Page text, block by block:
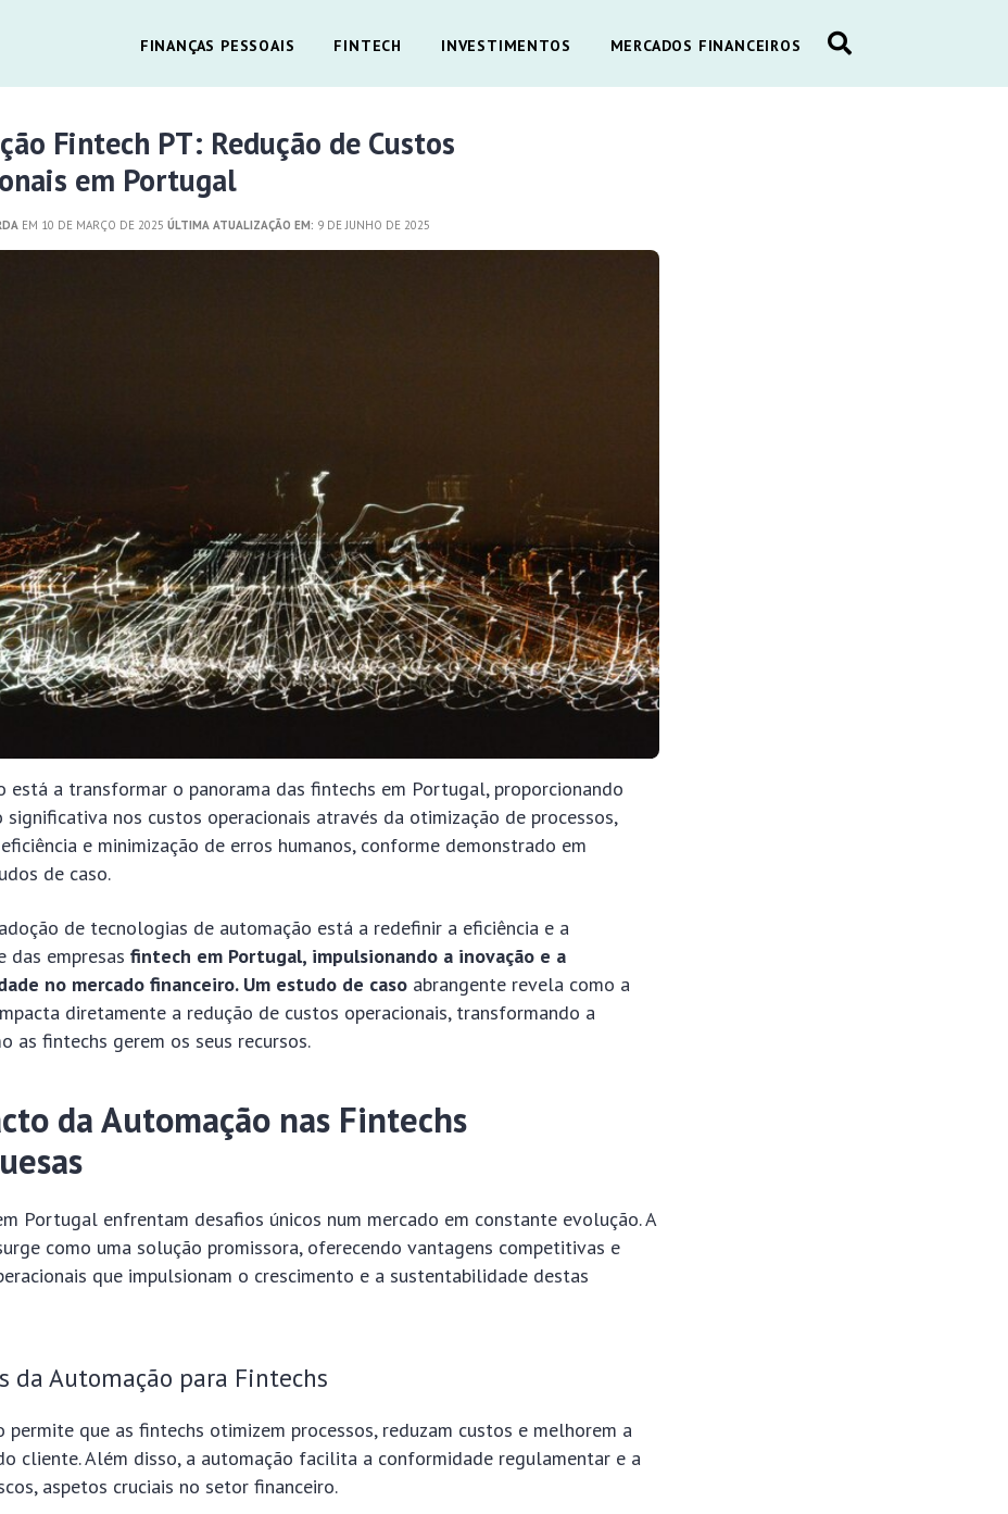
FINANÇAS PESSOAIS FINTECH INVESTIMENTOS MERCADOS FINANCEIROS
Fintech PT: Redução de Custos
em Portugal
EM 10 DE MARÇO DE 2025ÚLTIMA ATUALIZAÇÃO EM: 9 DE JUNHO DE 2025
está a transformar o panorama das fintechs em Portugal, proporcionando
significativa nos custos operacionais através da otimização de processos,
e minimização de erros humanos, conforme demonstrado em
de caso.
de tecnologias de automação está a redefinir a eficiência e a
das empresasfintech em Portugal, impulsionando a inovação e a
no mercado financeiro. Um estudo de caso abrangente revela como a
diretamente a redução de custos operacionais, transformando a
as fintechs gerem os seus recursos.
da Automação nas Fintechs
Portugal enfrentam desafios únicos num mercado em constante evolução. A
como uma solução promissora, oferecendo vantagens competitivas e
que impulsionam o crescimento e a sustentabilidade destas
da Automação para Fintechs
permite que as fintechs otimizem processos, reduzam custos e melhorem a
cliente. Além disso, a automação facilita a conformidade regulamentar e a
aspetos cruciais no setor financeiro.